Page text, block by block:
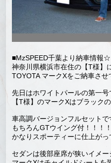
■MzSPEED千葉より納車情報☆
神奈川県横浜市在住の【T様】
TOYOTA マークXをご納車させ
先日はホワイトパールの第一号
【T様】のマークXはブラック
車高調バージョンフルセット
もちろんGTウイング付！！！！
かなりスポーティーに仕上が
セダンは後部座席が狭いイメー